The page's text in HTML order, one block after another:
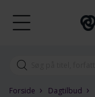
Forside › Dagtilbud ›